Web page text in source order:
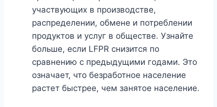
участвующих в производстве,
распределении, обмене и потреблении
продуктов и услуг в обществе. Узнайте
больше, если LFPR снизится по
сравнению с предыдущими годами. Это
означает, что безработное население
растет быстрее, чем занятое население.